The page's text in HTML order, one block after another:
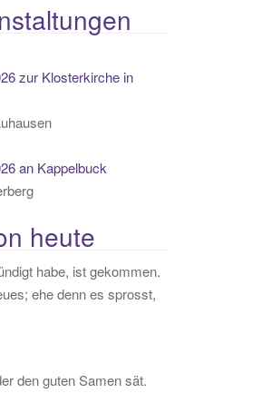
zur Klosterkirche in
an Kappelbuck
heute
habe, ist gekommen.
ehe denn es sprosst,
den guten Samen sät.